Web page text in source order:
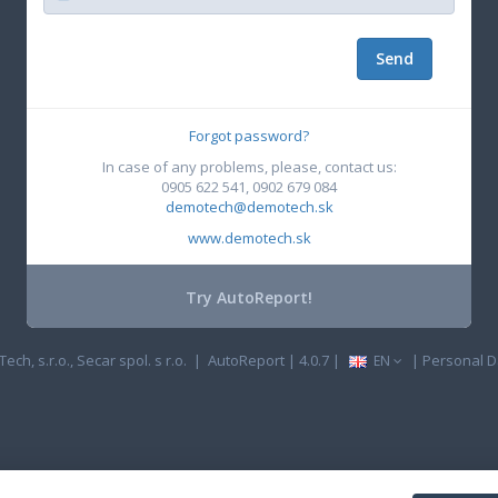
Send
Forgot password?
In case of any problems, please, contact us:
0905 622 541, 0902 679 084
demotech@demotech.sk
www.demotech.sk
Try AutoReport!
s.r.o., Secar spol. s r.o. | AutoReport | 4.0.7 | EN | Personal